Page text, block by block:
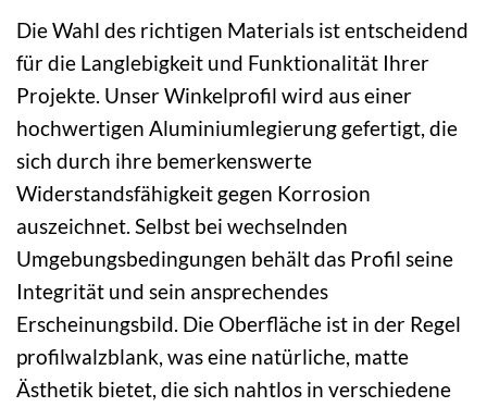
Die Wahl des richtigen Materials ist entscheidend
für die Langlebigkeit und Funktionalität Ihrer
Projekte. Unser Winkelprofil wird aus einer
hochwertigen Aluminiumlegierung gefertigt, die
sich durch ihre bemerkenswerte
Widerstandsfähigkeit gegen Korrosion
auszeichnet. Selbst bei wechselnden
Umgebungsbedingungen behält das Profil seine
Integrität und sein ansprechendes
Erscheinungsbild. Die Oberfläche ist in der Regel
profilwalzblank, was eine natürliche, matte
Ästhetik bietet, die sich nahtlos in verschiedene